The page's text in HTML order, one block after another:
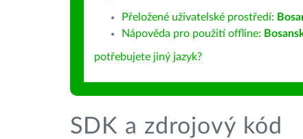
Přeložené uživatelské prostředí:
Nápověda pro použití offline:
potřebujete jiný jazyk?
SDK a zdrojový kód